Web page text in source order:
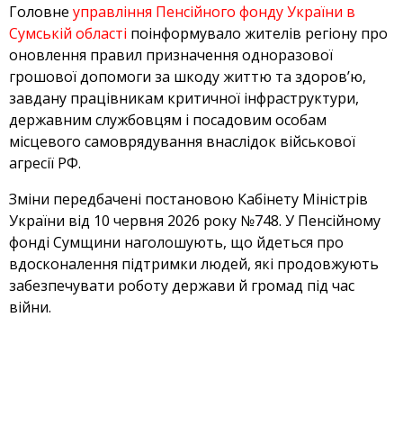
Головне управління Пенсійного фонду України в
Сумській області поінформувало жителів регіону про
оновлення правил призначення одноразової
грошової допомоги за шкоду життю та здоров’ю,
завдану працівникам критичної інфраструктури,
державним службовцям і посадовим особам
місцевого самоврядування внаслідок військової
агресії РФ.
Зміни передбачені постановою Кабінету Міністрів
України від 10 червня 2026 року №748. У Пенсійному
фонді Сумщини наголошують, що йдеться про
вдосконалення підтримки людей, які продовжують
забезпечувати роботу держави й громад під час
війни.